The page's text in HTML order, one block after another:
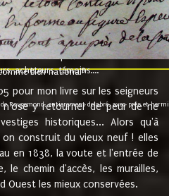
a sur ses hommes, indivisables et
le dit seigneur Baron et ses
etc... au prix de 880 livre louis
acheteurs, témoins....
bien national9.
Rougemond, entierement delabré, avec près et
pour mon livre sur les seigneurs
n'ose y retourner de peur de ne
historiques... Alors qu'à
construit du vieux neuf ! elles
en 1838, la voute et l'entrée de
le chemin d'accès, les murailles,
Ouest les mieux conservées.